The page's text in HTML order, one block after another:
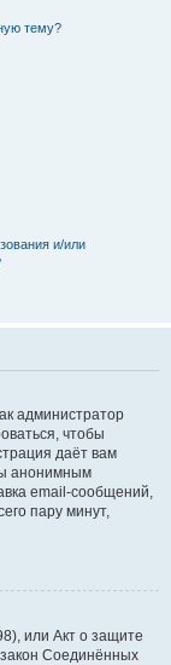
тему?
и/или
администратор
чтобы
даёт вам
анонимным
email-сообщений,
пару минут,
или Акт о защите
Соединённых